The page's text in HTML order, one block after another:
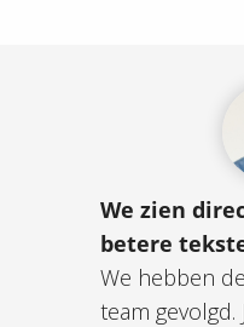
We zien
betere
We hebben
team gevolgd.